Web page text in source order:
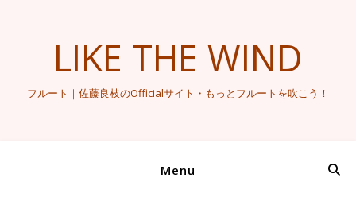
LIKE THE WIND
フルート｜佐藤良枝のOfficialサイト・もっとフルートを吹こう！
Menu